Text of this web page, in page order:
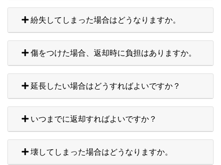
紛失してしまった場合はどうなりますか。
傷をつけた場合、返却時に負担はありますか。
延長したい場合はどうすればよいですか？
いつまでに返却すればよいですか？
壊してしまった場合はどうなりますか。